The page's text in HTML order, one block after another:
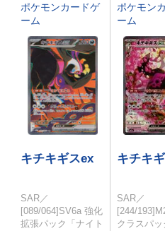
ポケモンカードゲ
ーム
キチキギスex
SAR／
[089/064]SV6a 強化
拡張パック「ナイト
ポケモン
ーム
キチキ
SAR／
[244/
クラスパッ